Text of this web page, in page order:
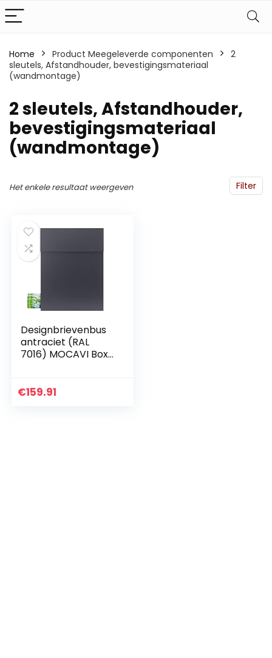
Home Product Meegeleverde componenten
‎2
sleutels, Afstandhouder, bevestigingsmateriaal
(wandmontage)
‎2 sleutels, Afstandhouder,
bevestigingsmateriaal
(wandmontage)
Filter
Het enkele resultaat weergeven
Designbrievenbus
antraciet (RAL
7016) MOCAVI Box
hoogwaardig,
€159.91